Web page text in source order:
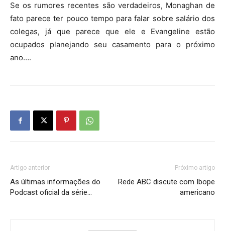
Se os rumores recentes são verdadeiros, Monaghan de
fato parece ter pouco tempo para falar sobre salário dos
colegas, já que parece que ele e Evangeline estão
ocupados planejando seu casamento para o próximo
ano….
Artigo anterior
As últimas informações do
Podcast oficial da série…
Próximo artigo
Rede ABC discute com Ibope
americano